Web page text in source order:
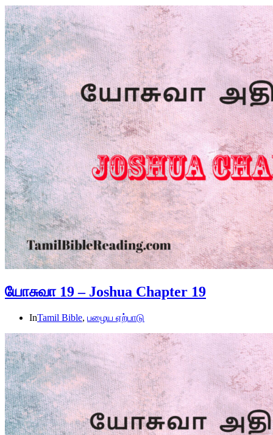
யோசுவா 19 – Joshua Chapter 19
InTamil Bible, பழைய ஏற்பாடு